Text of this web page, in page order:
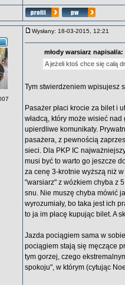
Wysłany: 18-03-2015, 12:21
młody warsiarz napisał/a:
A jeżeli ktoś chce się całą
Tym stwierdzeniem wpisujesz
Pasażer płaci krocie za bilet i
władcą, który może wisieć
upierdliwe komunikaty.
pasażera, z pewnością
sieci. Dla PKP IC
musi być to warto go jeszcze
za cenę 3-krotnie wyższą niż
"warsiarz" z wózkiem chyba z
snu. Nie muszę chyba mówić
wyrozumiały, bo taka jest ich
to ja im płacę kupując bilet. A
Jazda pociągiem sama w
pociągiem stają się męczące
tym gorzej, czego
spokoju", w którym (cytując